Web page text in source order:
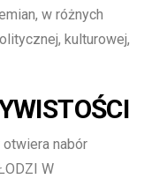
w różnych
kulturowej,
nabór
W